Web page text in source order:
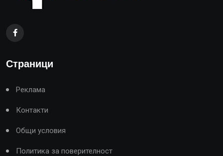
Страници
Реклама
Контакти
Общи условия
Политика за поверителност